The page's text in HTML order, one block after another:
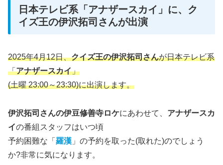
日本テレビ系「アナザースカイ」に、ク
イズ王の伊沢拓司さんが出演
2025年4月12日、クイズ王の伊沢拓司さんが日本テレビ系
「アナザースカイ」
(土曜 23:00～23:30)に出演します。
伊沢拓司さんの伊豆修善寺ロケにあわせて、 アナザースカ
イの番組スタッフはいつ頃
予約困難な「 羅漢 」の予約を取った(取れた)のでしょう
か?非常に気になります。